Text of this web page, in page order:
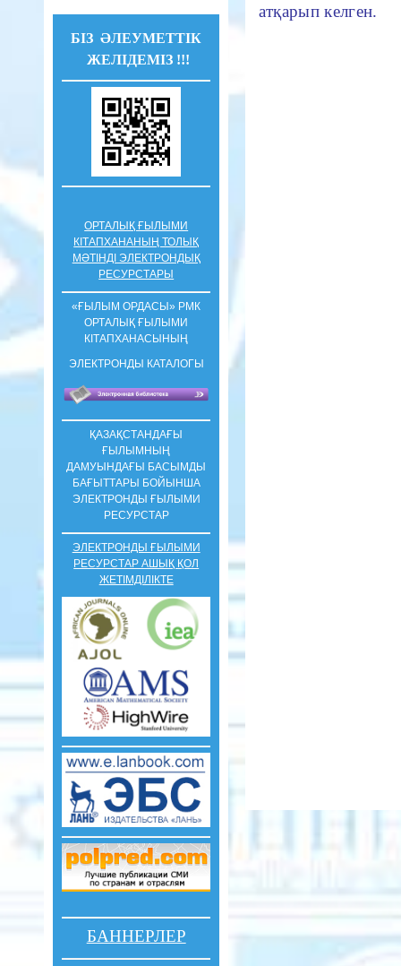
атқарып келген.
БІЗ ӘЛЕУМЕТТІК
ЖЕЛІДЕМІЗ !!!
ОРТАЛЫҚ ҒЫЛЫМИ
КІТАПХАНАНЫҢ ТОЛЫҚ
МӘТІНДІ ЭЛЕКТРОНДЫҚ
РЕСУРСТАРЫ
«ҒЫЛЫМ ОРДАСЫ» РМК
ОРТАЛЫҚ ҒЫЛЫМИ
КIТАПХАНАСЫНЫҢ
ЭЛЕКТРОНДЫ КАТАЛОГЫ
ҚАЗАҚСТАНДАҒЫ
ҒЫЛЫМНЫҢ
ДАМУЫНДАҒЫ БАСЫМДЫ
БАҒЫТТАРЫ БОЙЫНША
ЭЛЕКТРОНДЫ ҒЫЛЫМИ
РЕСУРСТАР
ЭЛЕКТРОНДЫ ҒЫЛЫМИ
РЕСУРСТАР АШЫҚ ҚОЛ
ЖЕТІМДІЛІКТЕ
БАННЕРЛЕР